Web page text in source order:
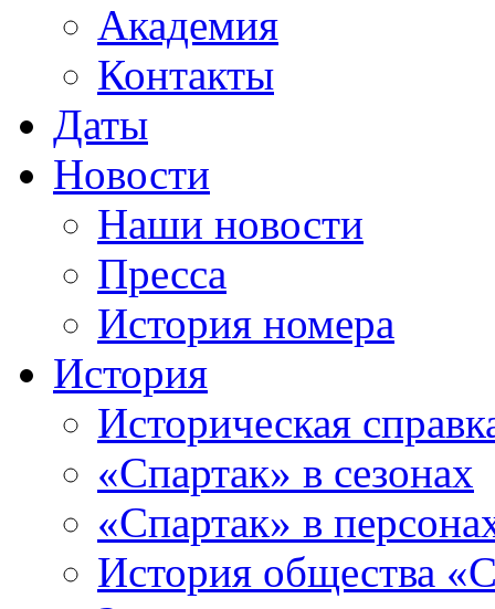
Академия
Контакты
Даты
Новости
Наши новости
Пресса
История номера
История
Историческая
«Спартак» в сезонах
«Спартак» в
История общества